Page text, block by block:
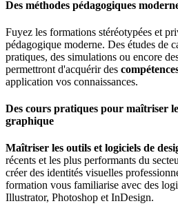
Des méthodes pédagogiques
Fuyez les formations stéréotypées et
pédagogique moderne. Des études de
pratiques, des simulations ou encore
permettront d'acquérir des
application vos connaissances.
Des cours pratiques pour maîtriser
graphique
Maîtriser les outils et logiciels de
récents et les plus performants du
créer des identités visuelles
formation vous familiarise avec des
Illustrator, Photoshop et InDesign.